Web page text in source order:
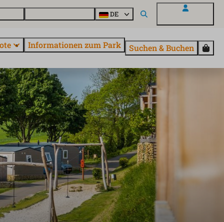
DE
Informationen zum Park Suchen & Buchen